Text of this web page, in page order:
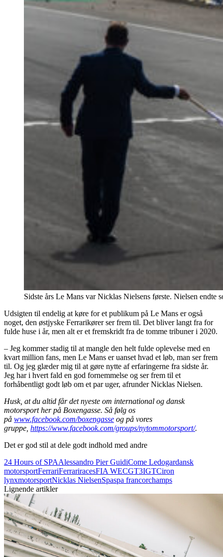
Sidste års Le Mans var Nicklas Nielsens første. Nielsen
Udsigten til endelig at køre for et publikum på Le Mans er også
noget, den østjyske Ferrarikører ser frem til. Det bliver langt fra for
fulde huse i år, men alt er et fremskridt fra de tomme tribuner i 2020.
– Jeg kommer stadig til at mangle den helt fulde oplevelse med en
kvart million fans, men Le Mans er uanset hvad et løb, man ser frem
til. Og jeg glæder mig til at gøre nytte af erfaringerne fra sidste år.
Jeg har i hvert fald en god fornemmelse og ser frem til et
forhåbentligt godt løb om et par uger, afrunder Nicklas Nielsen.
Husk, at du altid får det nyeste om international og dansk
motorsport her på Boxengasse. Så følg os
på www.facebook.com/boxengasse og på vores
gruppe, https://www.facebook.com/groups/nytommotorsport/.
Det er god stil at dele godt indhold med andre
24 Hours of SPAAlessandro Pier GuidiCome Ledogardansk
motorsportFerrariFerrariracesFIA WECGT3IGTCiron
lynxmotorsportNicklas NielsenSpaspa francorchamps
Lignende artikler